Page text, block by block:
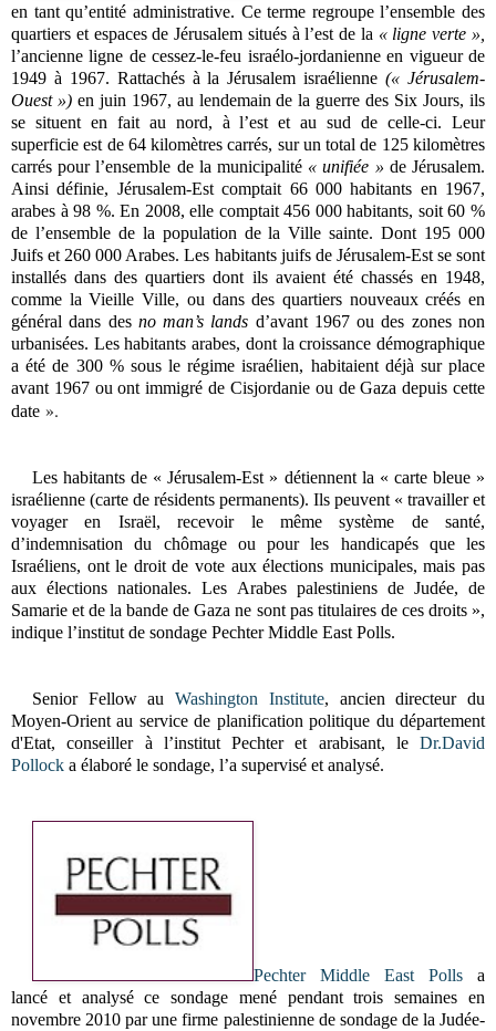
en tant qu’entité administrative. Ce terme regroupe l’ensemble des
quartiers et espaces de Jérusalem situés à l’est de la « ligne verte »,
l’ancienne ligne de cessez-le-feu israélo-jordanienne en vigueur de
1949 à 1967. Rattachés à la Jérusalem israélienne(« Jérusalem-
Ouest »)en juin 1967, au lendemain de la guerre des Six Jours, ils
se situent en fait au nord, à l’est et au sud de celle-ci. Leur
superficie est de 64 kilomètres carrés, sur un total de 125 kilomètres
carrés pour l’ensemble de la municipalité « unifiée » de Jérusalem.
Ainsi définie, Jérusalem-Est comptait 66 000 habitants en 1967,
arabes à 98 %. En 2008, elle comptait 456 000 habitants, soit 60 %
de l’ensemble de la population de la Ville sainte. Dont 195 000
Juifs et 260 000 Arabes. Les habitants juifs de Jérusalem-Est se sont
installés dans des quartiers dont ils avaient été chassés en 1948,
comme la Vieille Ville, ou dans des quartiers nouveaux créés en
général dans des no man’s lands d’avant 1967 ou des zones non
urbanisées. Les habitants arabes, dont la croissance démographique
a été de 300 % sous le régime israélien, habitaient déjà sur place
avant 1967 ou ont immigré de Cisjordanie ou de Gaza depuis cette
date ».
Les habitants de « Jérusalem-Est » détiennent la « carte bleue »
israélienne (carte de résidents permanents). Ils peuvent « travailler et
voyager en Israël, recevoir le même système de santé,
d’indemnisation du chômage ou pour les handicapés que les
Israéliens, ont le droit de vote aux élections municipales, mais pas
aux élections nationales. Les Arabes palestiniens de Judée, de
Samarie et de la bande de Gaza ne sont pas titulaires de ces droits »,
indique l’institut de sondage Pechter Middle East Polls.
Senior Fellow auWashington Institute, ancien directeur du
Moyen-Orient au service de planification politique du département
d'Etat, conseiller à l’institut Pechter et arabisant, le Dr.David
Pollock a élaboré le sondage, l’a supervisé et analysé.
Pechter Middle East Pollsa
lancé et analysé ce sondage mené pendant trois semaines en
novembre 2010 par une firme palestinienne de sondage de la Judée-